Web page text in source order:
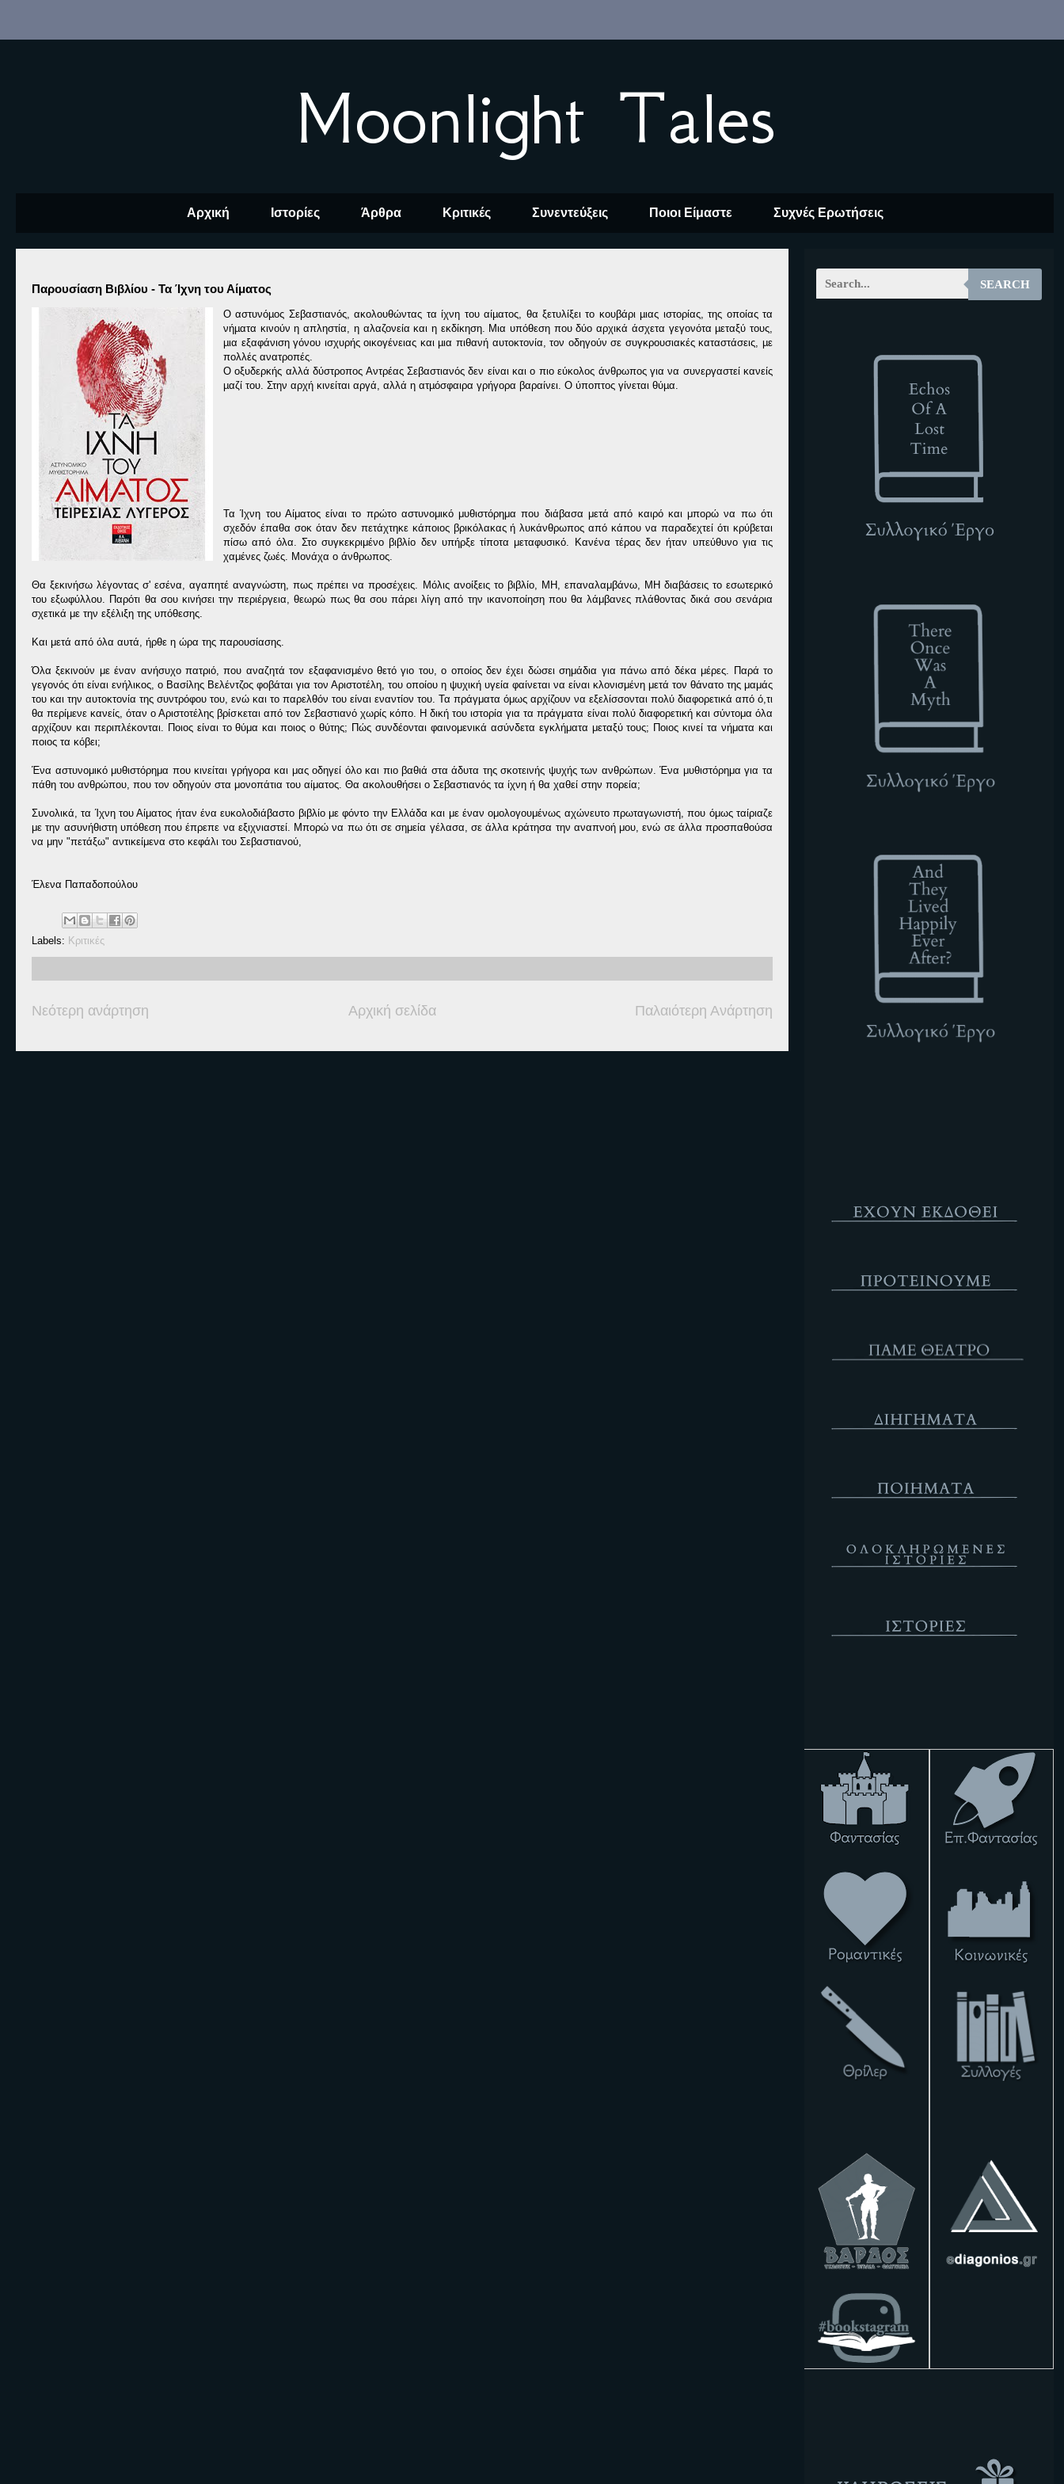
Moonlight Tales
Αρχική Ιστορίες Άρθρα Κριτικές Συνεντεύξεις Ποιοι Είμαστε Συχνές Ερωτήσεις
Παρουσίαση Βιβλίου - Τα Ίχνη του Αίματος
Ο αστυνόµος Σεβαστιανός, ακολουθώντας τα ίχνη του αίµατος, θα ξετυλίξει το κουβάρι µιας ιστορίας, της οποίας τα
νήµατα κινούν η απληστία, η αλαζονεία και η εκδίκηση. Μια υπόθεση που δύο αρχικά άσχετα γεγονότα µεταξύ τους,
µια εξαφάνιση γόνου ισχυρής οικογένειας και µια πιθανή αυτοκτονία, τον οδηγούν σε συγκρουσιακές καταστάσεις, µε
πολλές ανατροπές.
Ο οξυδερκής αλλά δύστροπος Αντρέας Σεβαστιανός δεν είναι και ο πιο εύκολος άνθρωπος για να συνεργαστεί κανείς
µαζί του. Στην αρχή κινείται αργά, αλλά η ατµόσφαιρα γρήγορα βαραίνει. Ο ύποπτος γίνεται θύµα.
Τα Ίχνη του Αίματος είναι το πρώτο αστυνομικό μυθιστόρημα που διάβασα μετά από καιρό και μπορώ να πω ότι
σχεδόν έπαθα σοκ όταν δεν πετάχτηκε κάποιος βρικόλακας ή λυκάνθρωπος από κάπου να παραδεχτεί ότι κρύβεται
πίσω από όλα. Στο συγκεκριμένο βιβλίο δεν υπήρξε τίποτα μεταφυσικό. Κανένα τέρας δεν ήταν υπεύθυνο για τις
χαμένες ζωές. Μονάχα ο άνθρωπος.
Θα ξεκινήσω λέγοντας σ' εσένα, αγαπητέ αναγνώστη, πως πρέπει να προσέχεις. Μόλις ανοίξεις το βιβλίο, ΜΗ, επαναλαμβάνω, ΜΗ διαβάσεις το εσωτερικό
του εξωφύλλου. Παρότι θα σου κινήσει την περιέργεια, θεωρώ πως θα σου πάρει λίγη από την ικανοποίηση που θα λάμβανες πλάθοντας δικά σου σενάρια
σχετικά με την εξέλιξη της υπόθεσης.
Και μετά από όλα αυτά, ήρθε η ώρα της παρουσίασης.
Όλα ξεκινούν με έναν ανήσυχο πατριό, που αναζητά τον εξαφανισμένο θετό γιο του, ο οποίος δεν έχει δώσει σημάδια για πάνω από δέκα μέρες. Παρά το
γεγονός ότι είναι ενήλικος, ο Βασίλης Βελέντζος φοβάται για τον Αριστοτέλη, του οποίου η ψυχική υγεία φαίνεται να είναι κλονισμένη μετά τον θάνατο της μαμάς
του και την αυτοκτονία της συντρόφου του, ενώ και το παρελθόν του είναι εναντίον του. Τα πράγματα όμως αρχίζουν να εξελίσσονται πολύ διαφορετικά από ό,τι
θα περίμενε κανείς, όταν ο Αριστοτέλης βρίσκεται από τον Σεβαστιανό χωρίς κόπο. Η δική του ιστορία για τα πράγματα είναι πολύ διαφορετική και σύντομα όλα
αρχίζουν και περιπλέκονται. Ποιος είναι το θύμα και ποιος ο θύτης; Πώς συνδέονται φαινομενικά ασύνδετα εγκλήματα μεταξύ τους; Ποιος κινεί τα νήματα και
ποιος τα κόβει;
Ένα αστυνομικό μυθιστόρημα που κινείται γρήγορα και μας οδηγεί όλο και πιο βαθιά στα άδυτα της σκοτεινής ψυχής των ανθρώπων. Ένα μυθιστόρημα για τα
πάθη του ανθρώπου, που τον οδηγούν στα μονοπάτια του αίματος. Θα ακολουθήσει ο Σεβαστιανός τα ίχνη ή θα χαθεί στην πορεία;
Συνολικά, τα Ίχνη του Αίματος ήταν ένα ευκολοδιάβαστο βιβλίο με φόντο την Ελλάδα και με έναν ομολογουμένως αχώνευτο πρωταγωνιστή, που όμως ταίριαζε
με την ασυνήθιστη υπόθεση που έπρεπε να εξιχνιαστεί. Μπορώ να πω ότι σε σημεία γέλασα, σε άλλα κράτησα την αναπνοή μου, ενώ σε άλλα προσπαθούσα
να μην "πετάξω" αντικείμενα στο κεφάλι του Σεβαστιανού,
Έλενα Παπαδοπούλου
Labels: Κριτικές
Νεότερη ανάρτηση Παλαιότερη Ανάρτηση
Αρχική σελίδα
SEARCH